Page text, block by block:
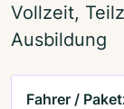
Vollzeit,
Ausbildung
Fahrer /